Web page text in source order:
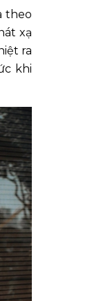
theo
xạ
ra
khi